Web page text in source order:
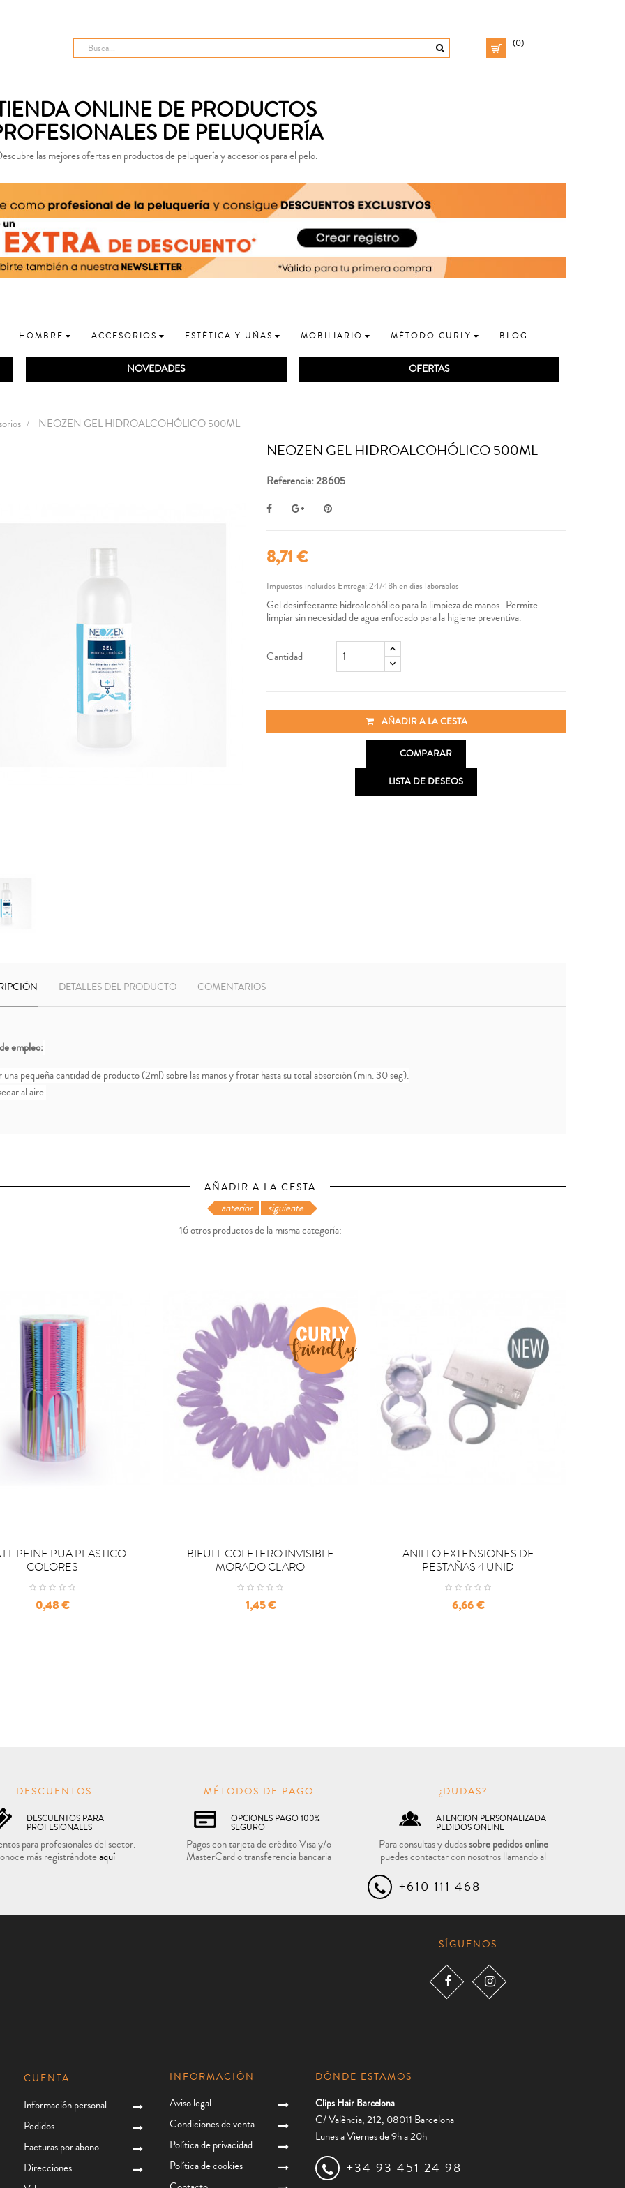
(0)
ONLINE DE PRODUCTOS
DE PELUQUERÍA
las mejores ofertas en productos de peluquería y accesorios para el pelo.
HOMBRE ACCESORIOS ESTÉTICA Y UÑAS MOBILIARIO MÉTODO CURLY BLOG
NOVEDADES OFERTAS
NEOZEN GEL HIDROALCOHÓLICO 500ML
NEOZEN GEL HIDROALCOHÓLICO 500ML
Referencia: 28605
8,71 €
Impuestos incluidos Entrega: 24/48h en días laborables
Gel desinfectante hidroalcohólico para la limpieza de manos . Permite
limpiar sin necesidad de agua enfocado para la higiene preventiva.
Cantidad
AÑADIR A LA CESTA
COMPARAR
LISTA DE DESEOS
DETALLES DEL PRODUCTO COMENTARIOS
empleo:
pequeña cantidad de producto (2ml) sobre las manos y frotar hasta su total absorción (min. 30 seg).
al aire.
AÑADIR A LA CESTA
16 otros productos de la misma categoría:
PEINE PUA PLASTICO
COLORES
Precio
0,48 €

BIFULL COLETERO INVISIBLE
MORADO CLARO
Precio
1,45 €
ANILLO EXTENSIONES DE
PESTAÑAS 4 UNID
Precio
6,66 €
anterior siguiente
DESCUENTOS
DESCUENTOS PARA
PROFESIONALES
para profesionales del sector.
más registrándoteaquí
MÉTODOS DE PAGO
OPCIONES PAGO 100%
SEGURO
Pagos con tarjeta de crédito Visa y/o
MasterCard o transferencia bancaria
¿DUDAS?
ATENCION PERSONALIZADA
PEDIDOS ONLINE
Para consultas y dudassobre pedidos online
puedes contactar con nosotros llamando al
+610 111 468
SÍGUENOS
CUENTA
Información personal
Pedidos
Facturas por abono
Direcciones
INFORMACIÓN
Aviso legal
Condiciones de venta
Política de privacidad
Política de cookies
DÓNDE ESTAMOS
Clips Hair Barcelona
C/ València, 212, 08011 Barcelona
Lunes a Viernes de 9h a 20h
+34 93 451 24 98